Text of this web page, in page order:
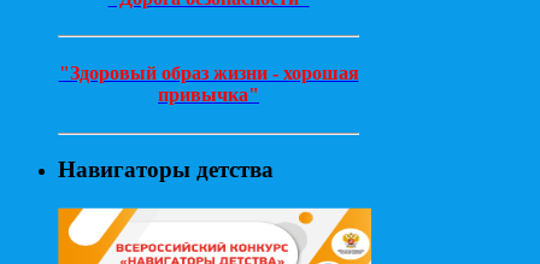
"Здоровый образ жизни - хорошая
привычка"
Навигаторы детства